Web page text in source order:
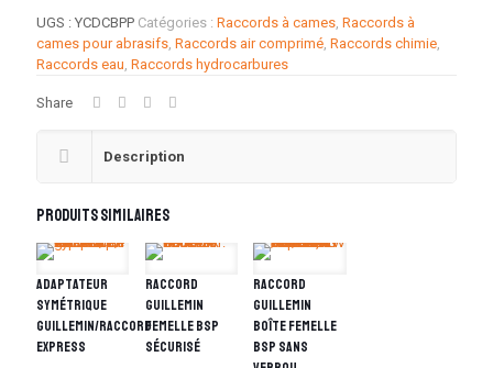
UGS : YCDCBPP Catégories : Raccords à cames, Raccords à
cames pour abrasifs, Raccords air comprimé, Raccords chimie,
Raccords eau, Raccords hydrocarbures
Share
Description
Produits similaires
Adaptateur
symétrique
guillemin/raccord
express
Raccord
Guillemin
femelle BSP
sécurisé
Raccord
Guillemin
boîte femelle
bsp sans